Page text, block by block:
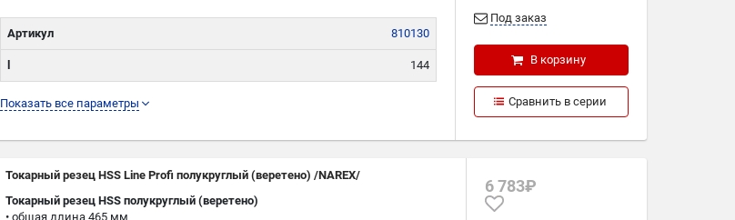
Показать все параметры
Артикул 810130
144
L
Под заказ
В корзину
Сравнить в серии
Токарный резец HSS Line Profi полукруглый (веретено) /NAREX/
Токарный резец HSS полукруглый (веретено)
• общая длина 465 мм
6 783₽